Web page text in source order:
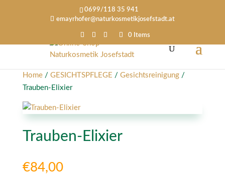
0699/118 35 941
emayrhofer@naturkosmetikjosefstadt.at
0 Items
Home/ GESICHTSPFLEGE / Gesichtsreinigung/
Trauben-Elixier
Trauben-Elixier
€84,00